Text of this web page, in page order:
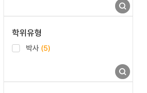
학위유형
박사 (5)